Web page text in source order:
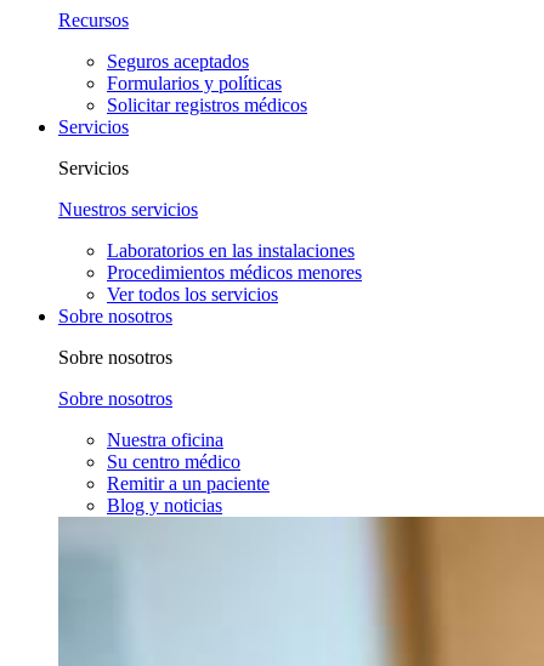
Recursos
Seguros aceptados
Formularios y políticas
Solicitar registros médicos
Servicios
Servicios
Nuestros servicios
Laboratorios en las instalaciones
Procedimientos médicos menores
Ver todos los servicios
Sobre nosotros
Sobre nosotros
Sobre nosotros
Nuestra oficina
Su centro médico
Remitir a un paciente
Blog y noticias